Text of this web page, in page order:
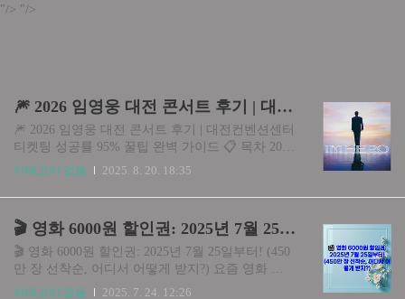
"/> "/>
🎆 2026 임영웅 대전 콘서트 후기 | 대전컨벤션센터 티켓팅 성공률 95% 꿀팁 완벽 가이드
🎆 2026 임영웅 대전 콘서트 후기 | 대전컨벤션센터
티켓팅 성공률 95% 꿀팁 완벽 가이드 📋 목차 2026
년 첫 무대! 임영웅 대전 신년 콘서트 예매 일정 대
벤션센터 콘서트 장점 분석 (실제 후기) 단점과 주
의사항 (솔직 후기) 티켓팅 성공률 95% 달성 꿀팁
대방출 대전컨벤션센터 완벽 가이드 & 교통편 결
론 및 최종 추천 ..
카테고리 없음 2025. 8. 20. 18:35
🎬 영화 6000원 할인권: 2025년 7월 25일부터! (450만 장 선착순, 어디서 어떻게 받지?)
🎬 영화 6000원 할인권: 2025년 7월 25일부터! (450
만 장 선착순, 어디서 어떻게 받지?) 요즘 영화 한
편 보려면 팝콘까지 합쳐서 지갑이 너덜너덜해지
카테고리 없음 2025. 7. 24. 12:26